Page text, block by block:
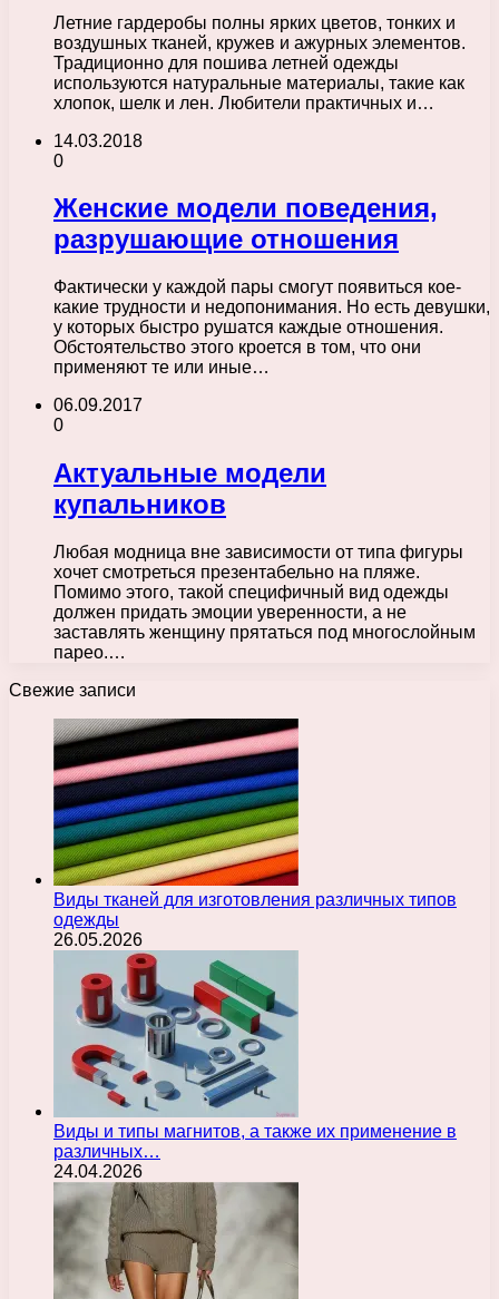
Летние гардеробы полны ярких цветов, тонких и
воздушных тканей, кружев и ажурных элементов.
Традиционно для пошива летней одежды
используются натуральные материалы, такие как
хлопок, шелк и лен. Любители практичных и…
14.03.2018
0
Женские модели поведения,
разрушающие отношения
Фактически у каждой пары смогут появиться кое-
какие трудности и недопонимания. Но есть девушки,
у которых быстро рушатся каждые отношения.
Обстоятельство этого кроется в том, что они
применяют те или иные…
06.09.2017
0
Актуальные модели
купальников
Любая модница вне зависимости от типа фигуры
хочет смотреться презентабельно на пляже.
Помимо этого, такой специфичный вид одежды
должен придать эмоции уверенности, а не
заставлять женщину прятаться под многослойным
парео.…
Свежие записи
Виды тканей для изготовления различных типов
одежды
26.05.2026
Виды и типы магнитов, а также их применение в
различных…
24.04.2026